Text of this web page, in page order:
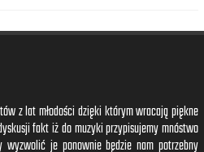
z lat młodości dzięki którym wracają piękne
fakt iż do muzyki przypisujemy mnóstwo
wyzwolić je ponownie będzie nam potrzebny